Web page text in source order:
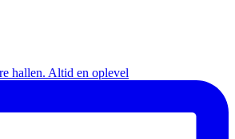
hallen. Altid en oplevel